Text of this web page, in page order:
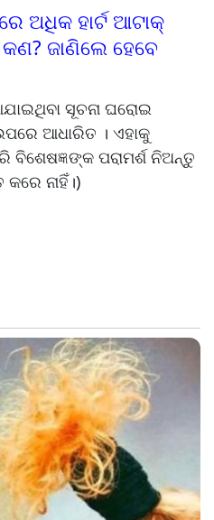
ଅଧିକ ହାର୍ଟ ଆଟାକ୍
ଜାଣିଲେ ହେବେ
ସୂଚନା ଘରୋଇ
ଆଧାରିତ । ଏହାକୁ
ବିଶେଷଜ୍ଞଙ୍କ ପରାମର୍ଶ ନିଅନ୍ତୁ
ନାହିଁ।)